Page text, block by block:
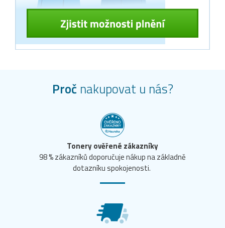
Proč nakupovat u nás?
Tonery ověřené zákazníky
98 % zákazníků doporučuje nákup na základně
dotazníku spokojenosti.